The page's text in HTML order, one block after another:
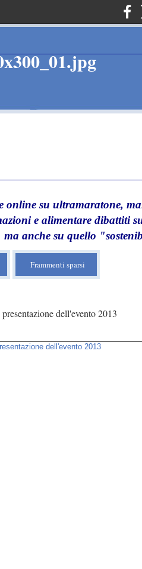
online su ultramaratone,
e alimentare dibattiti
ma anche su quello
Frammenti sparsi
dell'evento 2013